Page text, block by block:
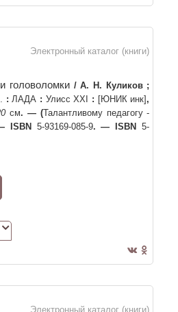
Электронный каталог (книги)
головоломки / А. Н. Куликов ;
: ЛАДА : Улисс XXI : [ЮНИК инк] ,
см. — (Талантливому педагогу -
ISBN 5-93169-085-9. — ISBN
5-
Электронный каталог (книги)